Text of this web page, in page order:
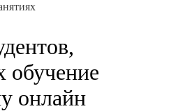
онлайн